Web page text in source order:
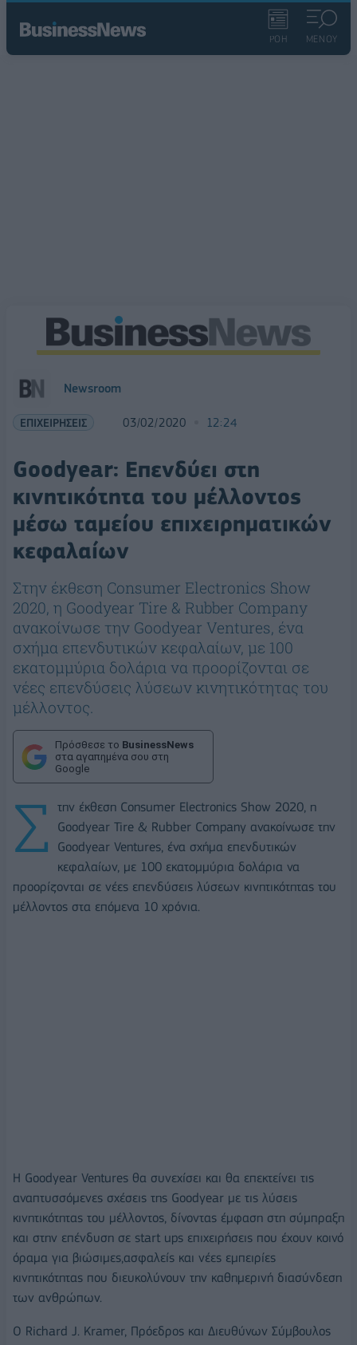
ΡΟΗ ΜΕΝΟΥ
Newsroom
ΕΠΙΧΕΙΡΗΣΕΙΣ 03/02/2020 12:24
Goodyear: Eπενδύει στη
κινητικότητα του μέλλοντος
μέσω ταμείου επιχειρηματικών
κεφαλαίων
Στην έκθεση Consumer Electronics Show
2020, η Goodyear Tire & Rubber Company
ανακοίνωσε την Goodyear Ventures, ένα
σχήμα επενδυτικών κεφαλαίων, με 100
εκατομμύρια δολάρια να προορίζονται σε
νέες επενδύσεις λύσεων κινητικότητας του
μέλλοντος.
Πρόσθεσε το BusinessNews
στα αγαπημένα σου στη
Google
Σ
την έκθεση Consumer Electronics Show 2020, η
Goodyear Tire & Rubber Company ανακοίνωσε την
Goodyear Ventures, ένα σχήμα επενδυτικών
κεφαλαίων, με 100 εκατομμύρια δολάρια να
προορίζονται σε νέες επενδύσεις λύσεων κινητικότητας του
μέλλοντος στα επόμενα 10 χρόνια.
Η Goodyear Ventures θα συνεχίσει και θα επεκτείνει τις
αναπτυσσόμενες σχέσεις της Goodyear με τις λύσεις
κινητικότητας του μέλλοντος, δίνοντας έμφαση στη σύμπραξη
και στην επένδυση σε start ups επιχειρήσεις που έχουν κοινό
όραμα για βιώσιμες,ασφαλείς και νέες εμπειρίες
κινητικότητας που διευκολύνουν την καθημερινή διασύνδεση
των ανθρώπων.
Ο Richard J. Kramer, Πρόεδρος και Διευθύνων Σύμβουλος